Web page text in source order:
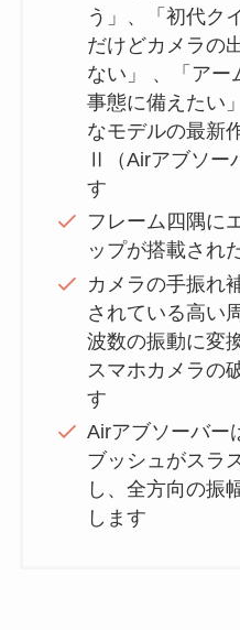
う」、「初代ク
だけどカメラの
ない」 、「アー
事態に備えたい
なモデルの最新
Ⅱ（Airアブソー
す
フレーム四隅に
ップが搭載され
カメラの手振れ
されている高い
波数の振動に変
スマホカメラの
す
Airアブソーバー
ブッシュがスラ
し、全方向の振
します